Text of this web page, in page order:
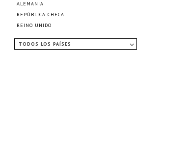
ALEMANIA
REPÚBLICA CHECA
REINO UNIDO
TODOS LOS PAÍSES